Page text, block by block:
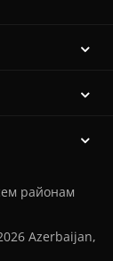
районам
Azerbaijan,